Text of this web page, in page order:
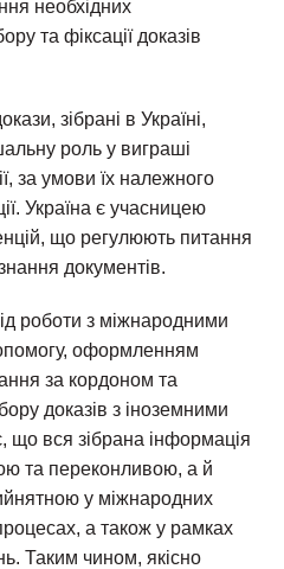
необхідних
та фіксації доказів
зібрані в Україні,
роль у виграші
за умови їх належного
Україна є учасницею
що регулюють питання
документів.
роботи з міжнародними
оформленням
за кордоном та
доказів з іноземними
що вся зібрана інформація
та переконливою, а й
у міжнародних
а також у рамках
Таким чином, якісно